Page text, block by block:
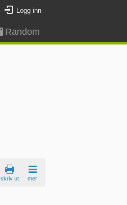
Logg inn
Random
skriv ut mer